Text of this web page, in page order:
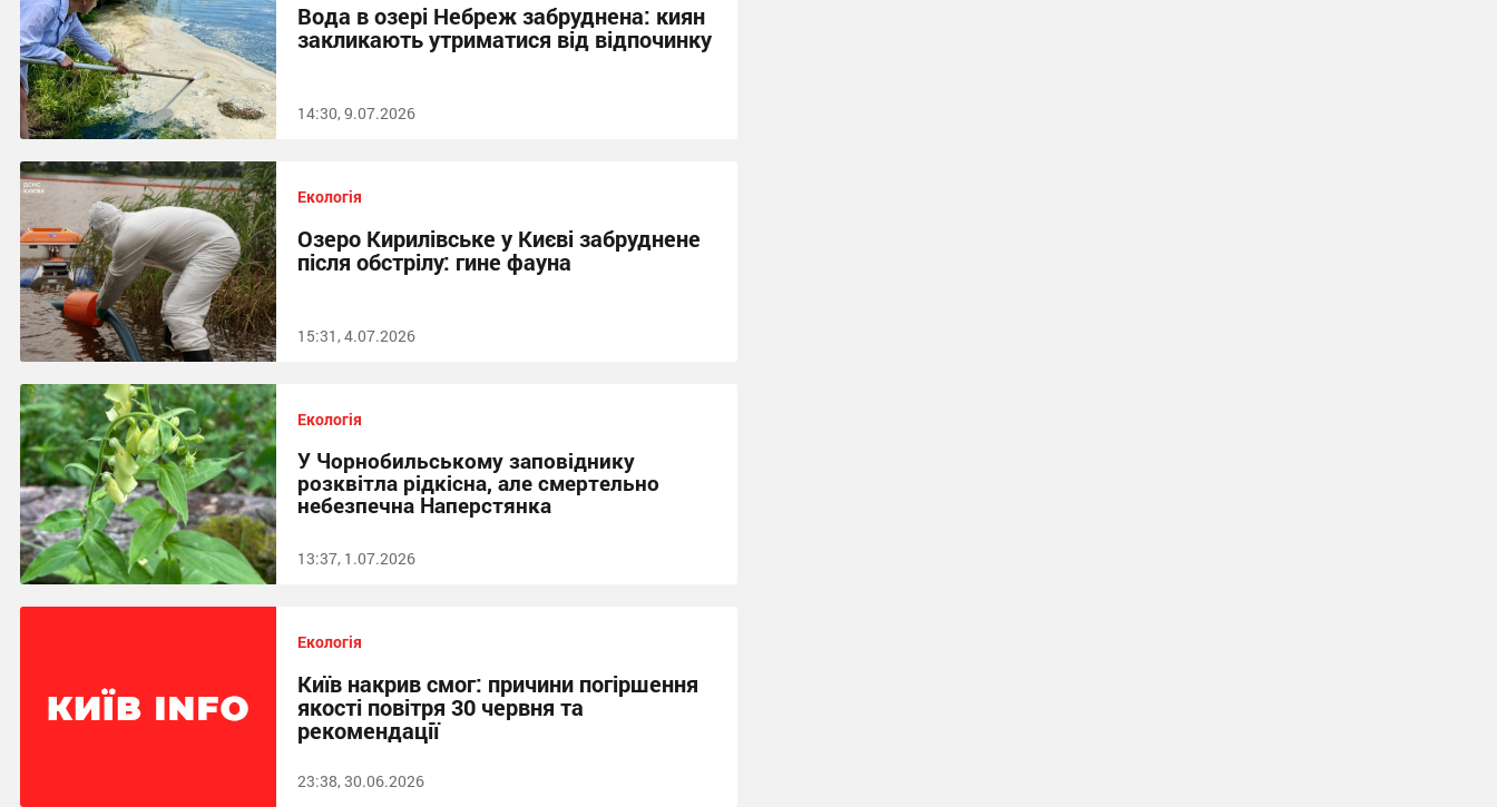
Вода в озері Небреж забруднена: киян
закликають утриматися від відпочинку
14:30, 9.07.2026
Екологія
Озеро Кирилівське у Києві забруднене
після обстрілу: гине фауна
15:31, 4.07.2026
Екологія
У Чорнобильському заповіднику
розквітла рідкісна, але смертельно
небезпечна Наперстянка
13:37, 1.07.2026
Екологія
Київ накрив смог: причини погіршення
якості повітря 30 червня та
рекомендації
23:38, 30.06.2026